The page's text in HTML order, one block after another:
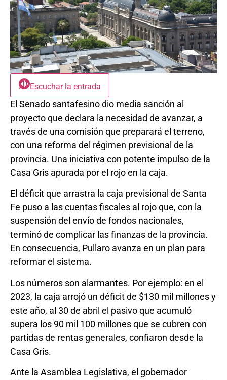
Escuchar la entrada
El Senado santafesino dio media sanción al
proyecto que declara la necesidad de avanzar, a
través de una comisión que preparará el terreno,
con una reforma del régimen previsional de la
provincia. Una iniciativa con potente impulso de la
Casa Gris apurada por el rojo en la caja.
El déficit que arrastra la caja previsional de Santa
Fe puso a las cuentas fiscales al rojo que, con la
suspensión del envío de fondos nacionales,
terminó de complicar las finanzas de la provincia.
En consecuencia, Pullaro avanza en un plan para
reformar el sistema.
Los números son alarmantes. Por ejemplo: en el
2023, la caja arrojó un déficit de $130 mil millones y
este año, al 30 de abril el pasivo que acumuló
supera los 90 mil 100 millones que se cubren con
partidas de rentas generales, confiaron desde la
Casa Gris.
Ante la Asamblea Legislativa, el gobernador